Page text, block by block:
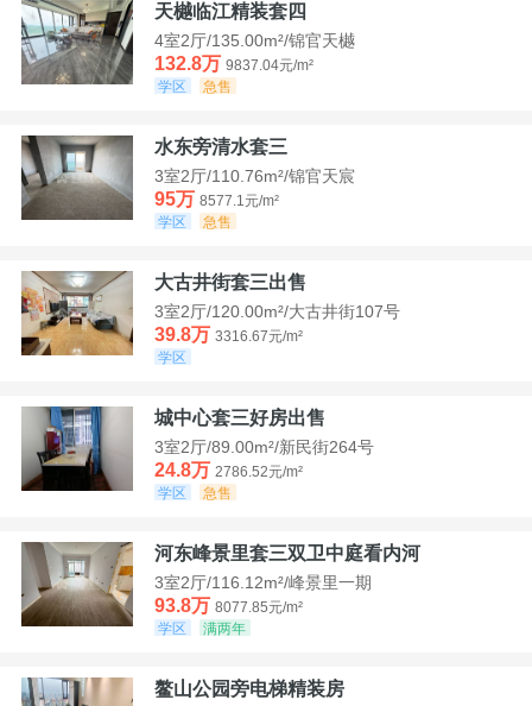
天樾临江精装套四
4室2厅/135.00m²/锦官天樾
132.8万 9837.04元/m²
学区
急售
水东旁清水套三
3室2厅/110.76m²/锦官天宸
95万 8577.1元/m²
学区
急售
大古井街套三出售
3室2厅/120.00m²/大古井街107号
39.8万 3316.67元/m²
学区
城中心套三好房出售
3室2厅/89.00m²/新民街264号
24.8万 2786.52元/m²
学区
急售
河东峰景里套三双卫中庭看内河
3室2厅/116.12m²/峰景里一期
93.8万 8077.85元/m²
学区
满两年
鳌山公园旁电梯精装房